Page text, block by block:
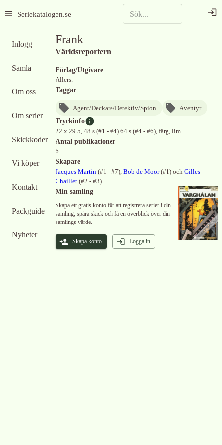
Seriekatalogen.se
Inlogg
Samla
Om oss
Om serier
Skickkoder
Vi köper
Kontakt
Packguide
Nyheter
Frank
Världsreportern
Förlag/Utgivare
Allers.
Taggar
Agent/Deckare/Detektiv/Spion
Äventyr
Tryckinfo
22 x 29.5, 48 s (#1 - #4) 64 s (#4 - #6), färg, lim.
Antal publikationer
6.
Skapare
Jacques Martin (#1 - #7), Bob de Moor(#1) och Gilles
Chaillet (#2 - #3).
Min samling
Skapa ett gratis konto för att registrera serier i din
samling, spåra skick och få en överblick över din
samlings värde.
Skapa konto Logga in